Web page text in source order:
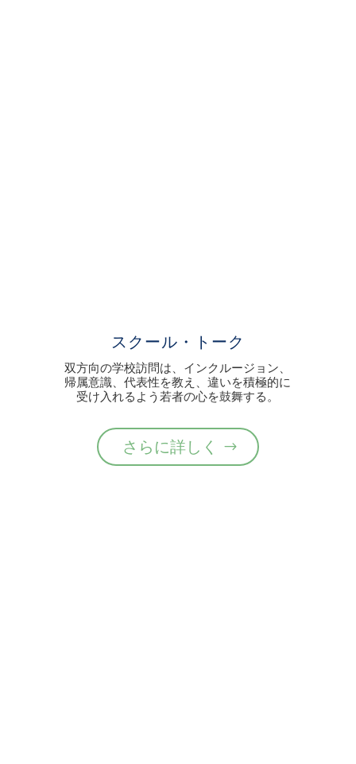
スクール・トーク
双方向の学校訪問は、インクルージョン、
帰属意識、代表性を教え、違いを積極的に
受け入れるよう若者の心を鼓舞する。
さらに詳しく